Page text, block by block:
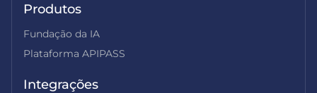
Produtos
Fundação da IA
Plataforma APIPASS
Integrações